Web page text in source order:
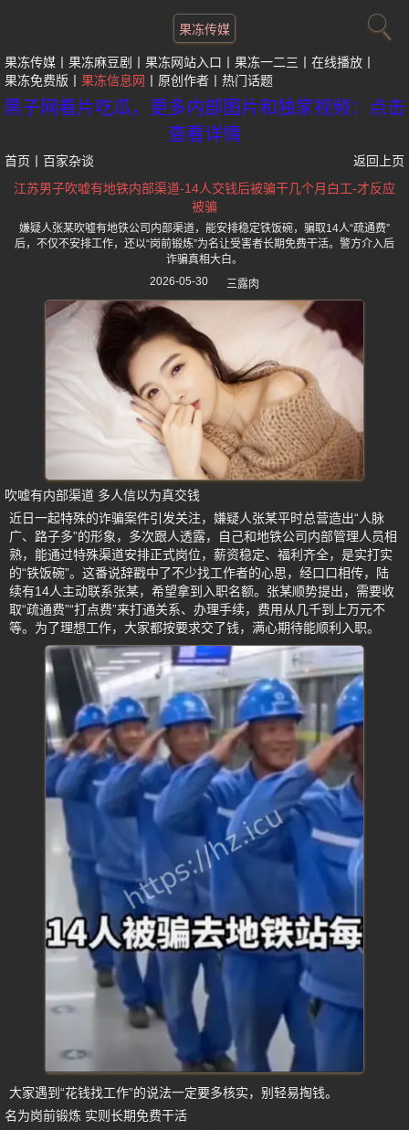
果冻传媒
果冻传媒 果冻麻豆剧 果冻网站入口 果冻一二三
在线播放
果冻免费版
果冻信息网 原创作者 热门话题
黑子网看片吃瓜，更多内部图片和独家视频：点击
查看详情
首页 百家杂谈
返回上页
江苏男子吹嘘有地铁内部渠道-14人交钱后被骗干几个月白工-才反应
被骗
嫌疑人张某吹嘘有地铁公司内部渠道，能安排稳定铁饭碗，骗取14人“疏通费”
后，不仅不安排工作，还以“岗前锻炼”为名让受害者长期免费干活。警方介入后
诈骗真相大白。
2026-05-30
三露肉
吹嘘有内部渠道 多人信以为真交钱
近日一起特殊的诈骗案件引发关注，嫌疑人张某平时总营造出“人脉
广、路子多”的形象，多次跟人透露，自己和地铁公司内部管理人员相
熟，能通过特殊渠道安排正式岗位，薪资稳定、福利齐全，是实打实
的“铁饭碗”。这番说辞戳中了不少找工作者的心思，经口口相传，陆
续有14人主动联系张某，希望拿到入职名额。张某顺势提出，需要收
取“疏通费”“打点费”来打通关系、办理手续，费用从几千到上万元不
等。为了理想工作，大家都按要求交了钱，满心期待能顺利入职。
大家遇到“花钱找工作”的说法一定要多核实，别轻易掏钱。
名为岗前锻炼 实则长期免费干活